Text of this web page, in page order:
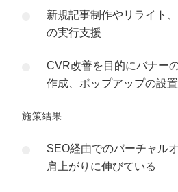
新規記事制作やリライト
の実行支援
CVR改善を目的にバナー
作成、ポップアップの設
施策結果
SEO経由でのバーチャル
肩上がりに伸びている